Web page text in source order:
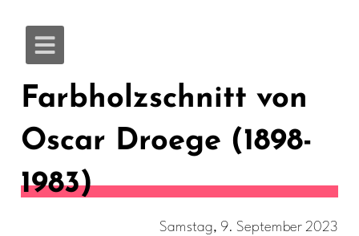
Farbholzschnitt von
Oscar Droege (1898-
1983)
Samstag, 9. September 2023